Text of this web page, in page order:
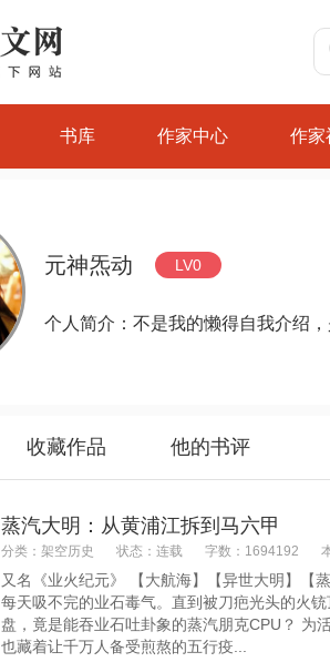
书库 作家中心 作家
元神炁动 LV0
个人简介：不是我的懒得自我介绍
收藏作品 他的书评
蒸汽大明：从黄浦江拆到马六甲
分类：架空历史 状态：连载 字数：1694192
又名《业火纪元》 【大航海】【异世大明】【
每天吸不完的业石毒气。直到被刀疤光头的火
盘，竟是能吞业石吐卦象的蒸汽朋克CPU？ 为
也藏着让千万人备受煎熬的五行疫...